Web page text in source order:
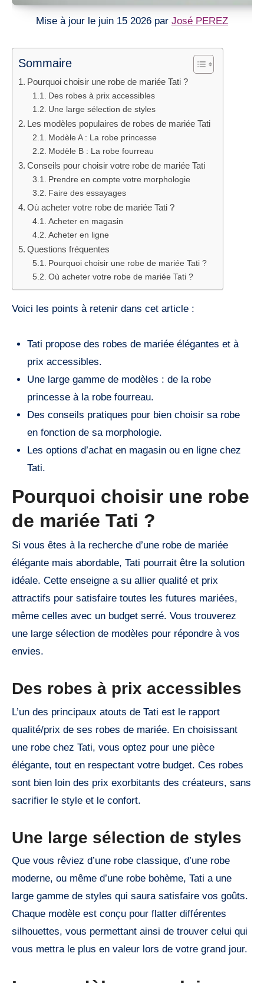
Mise à jour le juin 15 2026 par José PEREZ
Sommaire
Pourquoi choisir une robe de mariée Tati ?
Des robes à prix accessibles
Une large sélection de styles
Les modèles populaires de robes de mariée Tati
Modèle A : La robe princesse
Modèle B : La robe fourreau
Conseils pour choisir votre robe de mariée Tati
Prendre en compte votre morphologie
Faire des essayages
Où acheter votre robe de mariée Tati ?
Acheter en magasin
Acheter en ligne
Questions fréquentes
Pourquoi choisir une robe de mariée Tati ?
Où acheter votre robe de mariée Tati ?
Voici les points à retenir dans cet article :
Tati propose des robes de mariée élégantes et à
prix accessibles.
Une large gamme de modèles : de la robe
princesse à la robe fourreau.
Des conseils pratiques pour bien choisir sa robe
en fonction de sa morphologie.
Les options d’achat en magasin ou en ligne chez
Tati.
Pourquoi choisir une robe
de mariée Tati ?
Si vous êtes à la recherche d’une robe de mariée
élégante mais abordable, Tati pourrait être la solution
idéale. Cette enseigne a su allier qualité et prix
attractifs pour satisfaire toutes les futures mariées,
même celles avec un budget serré. Vous trouverez
une large sélection de modèles pour répondre à vos
envies.
Des robes à prix accessibles
L’un des principaux atouts de Tati est le rapport
qualité/prix de ses robes de mariée. En choisissant
une robe chez Tati, vous optez pour une pièce
élégante, tout en respectant votre budget. Ces robes
sont bien loin des prix exorbitants des créateurs, sans
sacrifier le style et le confort.
Une large sélection de styles
Que vous rêviez d’une robe classique, d’une robe
moderne, ou même d’une robe bohème, Tati a une
large gamme de styles qui saura satisfaire vos goûts.
Chaque modèle est conçu pour flatter différentes
silhouettes, vous permettant ainsi de trouver celui qui
vous mettra le plus en valeur lors de votre grand jour.